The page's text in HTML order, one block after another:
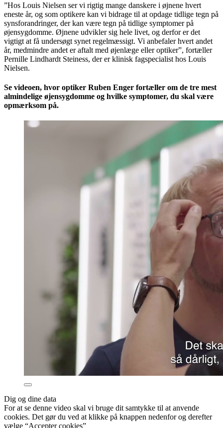
”Hos Louis Nielsen ser vi rigtig mange danskere i øjnene hvert
eneste år, og som optikere kan vi bidrage til at opdage tidlige tegn på
synsforandringer, der kan være tegn på tidlige symptomer på
øjensygdomme. Øjnene udvikler sig hele livet, og derfor er det
vigtigt at få undersøgt synet regelmæssigt. Vi anbefaler hvert andet
år, medmindre andet er aftalt med øjenlæge eller optiker”, fortæller
Pernille Lindhardt Steiness, der er klinisk fagspecialist hos Louis
Nielsen.
Se videoen, hvor optiker Ruben Enger fortæller om de tre mest
almindelige øjensygdomme og hvilke symptomer, du skal være
opmærksom på.
Dig og dine data
For at se denne video skal vi bruge dit samtykke til at anvende
cookies. Det gør du ved at klikke på knappen nedenfor og derefter
vælge “Accepter cookies”